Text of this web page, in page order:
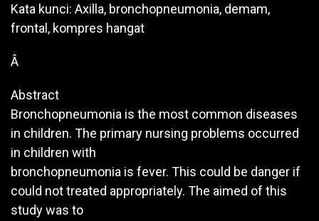
Kata kunci: Axilla, bronchopneumonia, demam,
frontal, kompres hangat
Â
Abstract
Bronchopneumonia is the most common diseases
in children. The primary nursing problems occurred
in children with
bronchopneumonia is fever. This could be danger if
could not treated appropriately. The aimed of this
study was to